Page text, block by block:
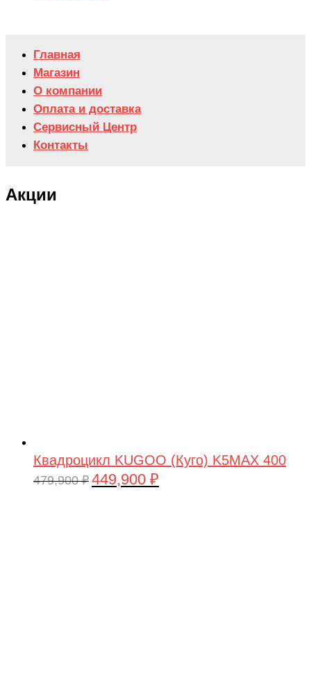
Главная
Магазин
О компании
Оплата и доставка
Сервисный Центр
Контакты
Акции
Квадроцикл KUGOO (Куго) K5MAX 400
479,900₽ Первоначальная
449,900 ₽